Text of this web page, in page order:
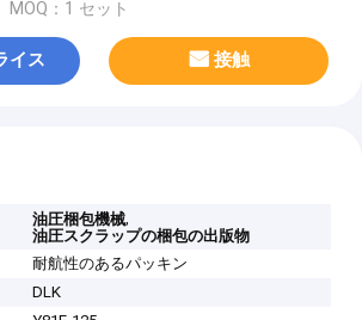
MOQ：1 セット
イス 接触
油圧梱包機械,
油圧スクラップの梱包の出版物
耐航性のあるパッキン
DLK